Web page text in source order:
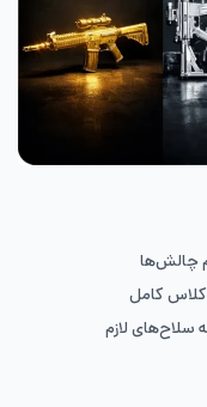
چالش‌ها
کلاس کامل
سلاح‌های لازم